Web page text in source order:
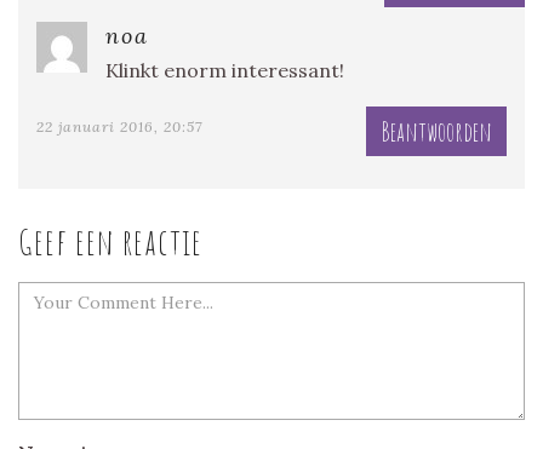
noa
Klinkt enorm interessant!
22 januari 2016, 20:57 Beantwoorden
Geef een reactie